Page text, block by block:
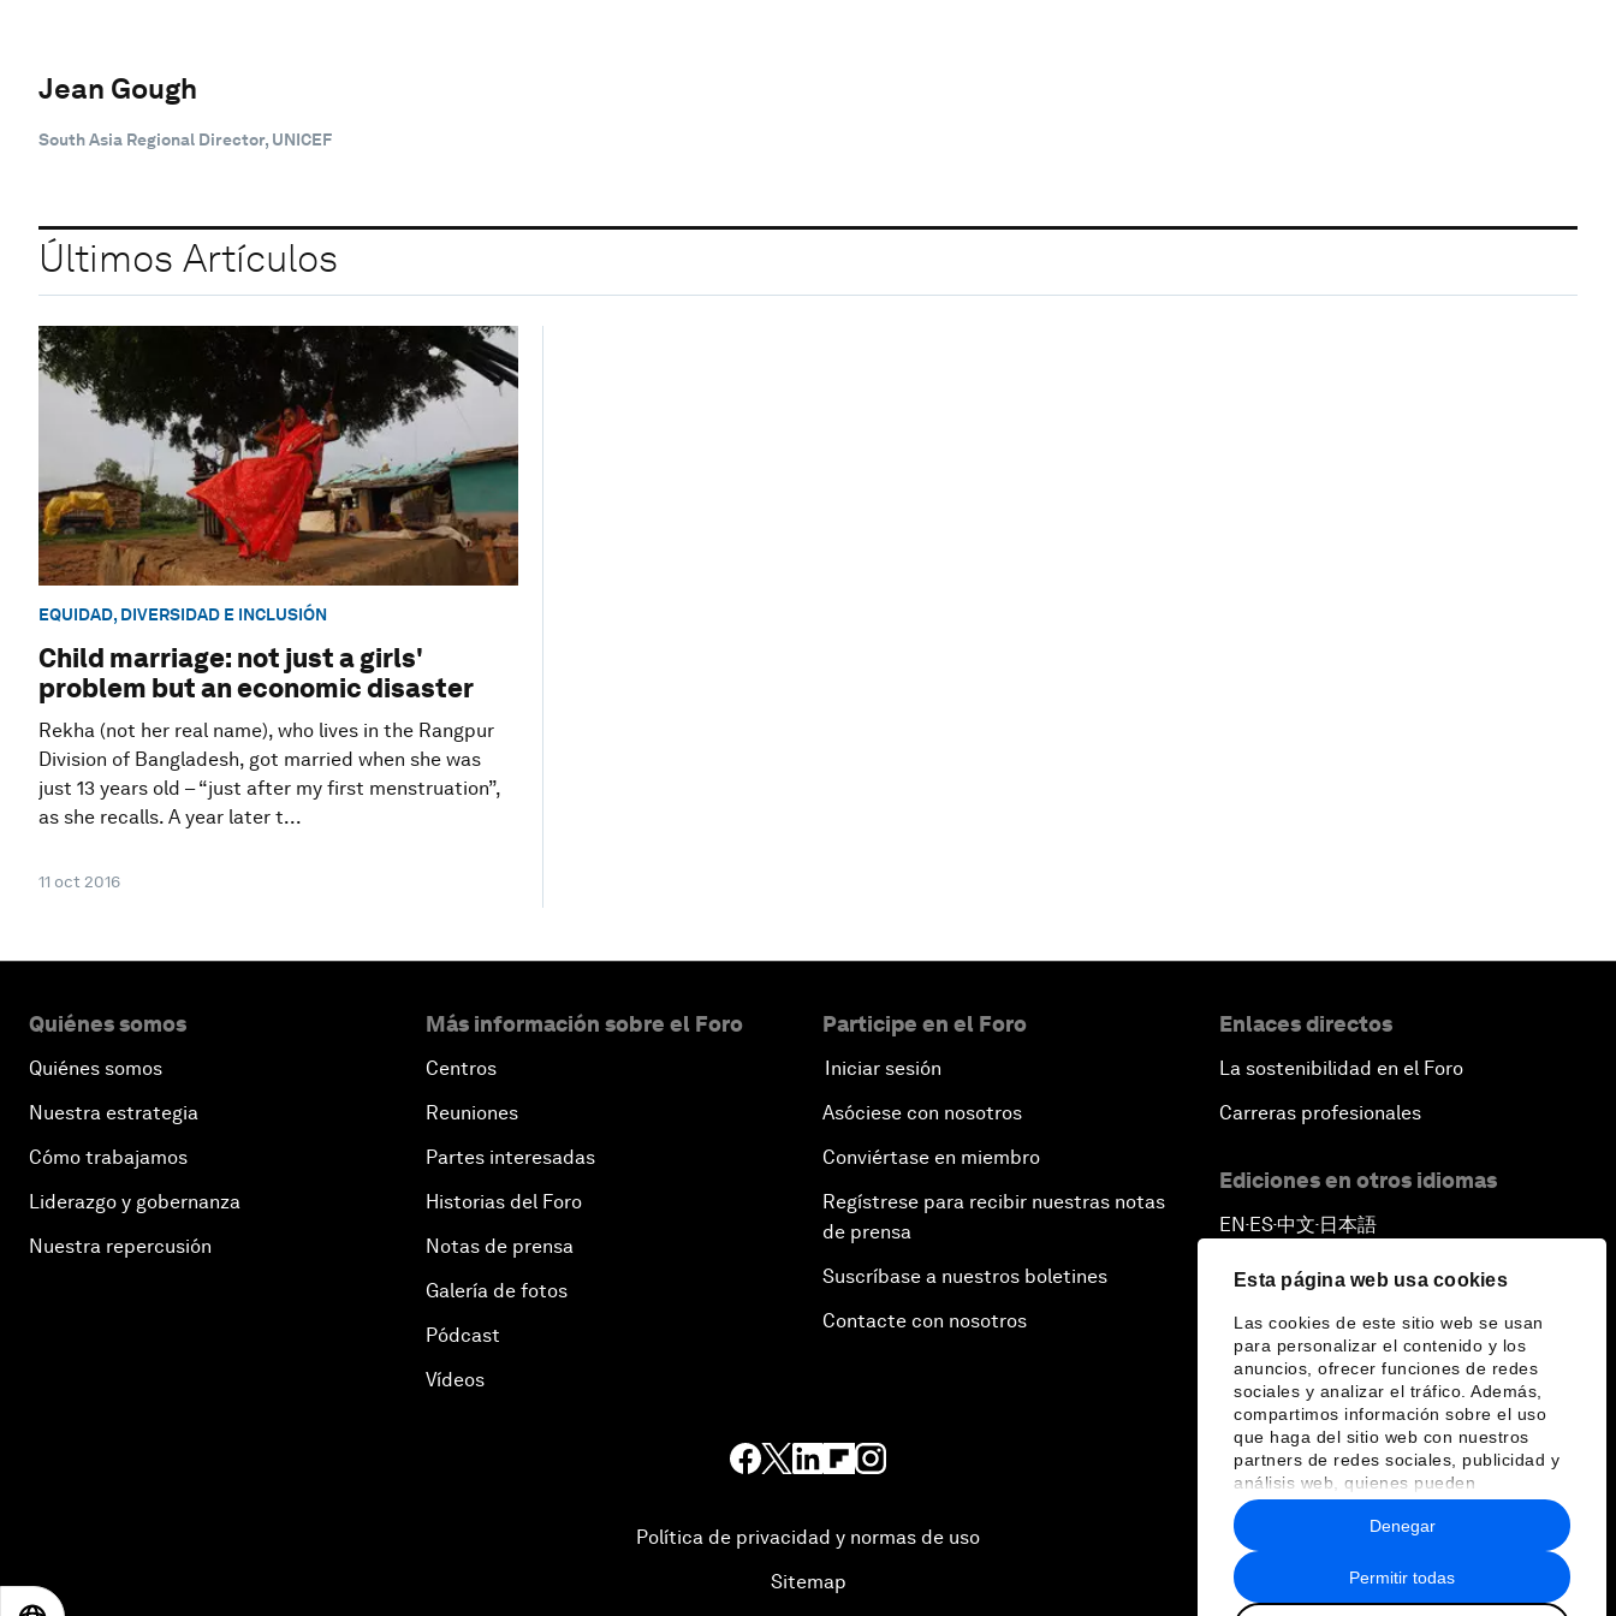
Esta página web usa cookies
Las cookies de este sitio web se usan
para personalizar el contenido y los
anuncios, ofrecer funciones de redes
sociales y analizar el tráfico. Además,
compartimos información sobre el uso
que haga del sitio web con nuestros
partners de redes sociales, publicidad y
análisis web, quienes pueden
combinarla con otra información que les
haya proporcionado o que hayan
recopilado a partir del uso que haya
hecho de sus servicios.
Permitir todas
Denegar
Jean Gough
South Asia Regional Director, UNICEF
Últimos Artículos
EQUIDAD, DIVERSIDAD E INCLUSIÓN
Child marriage: not just a girls'
problem but an economic disaster
Rekha (not her real name), who lives in the Rangpur
Division of Bangladesh, got married when she was
just 13 years old – “just after my first menstruation”,
as she recalls. A year later t...
11 oct 2016
Quiénes somos
Quiénes somos
Nuestra estrategia
Cómo trabajamos
Liderazgo y gobernanza
Nuestra repercusión
Más información sobre el Foro
Centros
Reuniones
Partes interesadas
Historias del Foro
Notas de prensa
Galería de fotos
Pódcast
Vídeos
Participe en el Foro
Iniciar sesión
Asóciese con nosotros
Conviértase en miembro
Regístrese para recibir nuestras notas
de prensa
Suscríbase a nuestros boletines
Contacte con nosotros
Enlaces directos
La sostenibilidad en el Foro
Carreras profesionales
Ediciones en otros idiomas
EN ▪ ES▪中文▪ 日本語
Política de privacidad y normas de uso
Sitemap